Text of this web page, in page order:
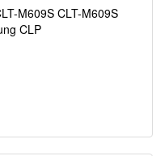
M609S CLT-M609S
CLP